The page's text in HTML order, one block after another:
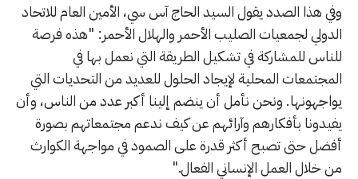
وفي هذا الصدد يقول السيد الحاج آس سي، الأمين العام للاتحاد
الدولي لجمعيات الصليب الأحمر والهلال الأحمر: "هذه فرصة
للناس للمشاركة في تشكيل الطريقة التي نعمل بها في
المجتمعات المحلية لإيجاد الحلول للعديد من التحديات التي
يواجهونها. ونحن نأمل أن ينضم إلينا أكبر عدد من الناس، وأن
يفيدونا بأفكارهم وآرائهم عن كيف ندعم مجتمعاتهم بصورة
أفضل حتى تصبح أكثر قدرة على الصمود في مواجهة الكوارث
من خلال العمل الإنساني الفعال."